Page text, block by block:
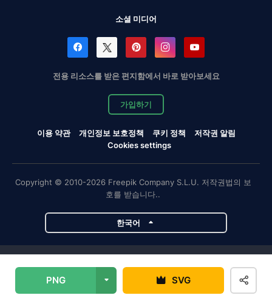
PNG SVG
소셜 미디어
전용 리소스를 받은 편지함에서 바로 받아보세요
가입하기
이용 약관 개인정보 보호정책 쿠키 정책
저작권 알림
Cookies settings
Copyright © 2010-2026 Freepik Company S.L.U. 저작권법의 보
호를 받습니다..
한국어